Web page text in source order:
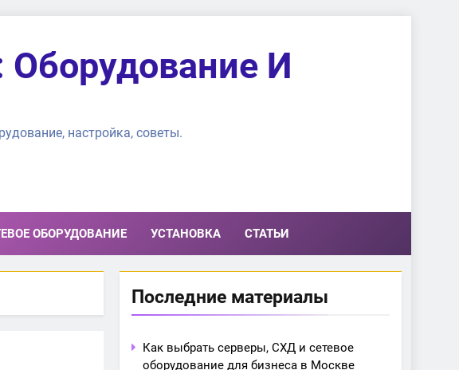
И
настройка, советы.
ОБОРУДОВАНИЕ УСТАНОВКА СТАТЬИ
Последние материалы
Как выбрать серверы, СХД и сетевое
оборудование для бизнеса в Москве